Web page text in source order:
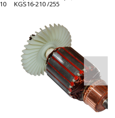
KGS16-210 /255